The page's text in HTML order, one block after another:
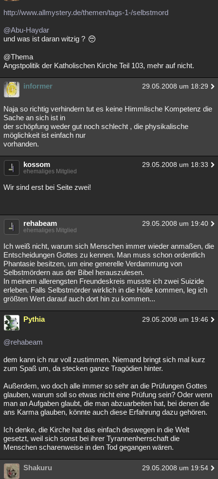
http://www.allmystery.de/themen/tags-1-/selbstmord
@Abu-Haydar
und was ist daran witzig ?
@Thema
Angstpolitik der Katholischen Kirche Teil 103, mehr auf nicht.
informer 29.05.2008 um 18:29
Naja so richtig verhindern tut es keine Himmlische Kompetenz die
Sache an sich ist in
der schöpfung weder gut noch schlecht , die physikalische
möglichkeit ist einfach nur
vorhanden.
kossom 29.05.2008 um 18:33
ehemaliges Mitglied
Wir sind erst bei Seite zwei!
rehabeam 29.05.2008 um 19:40
ehemaliges Mitglied
Ich weiß nicht, warum sich Menschen immer wieder anmaßen, die
Entscheidungen Gottes zu kennen. Man muss schon ordentlich
Phantasie besitzen, um eine generelle Verdammung von
Selbstmördern aus der Bibel herauszulesen.
In meinem allerengsten Freundeskreis musste ich zwei Suizide
erleben. Falls Selbstmörder wirklich in die Hölle kommen, leg ich
größten Wert darauf auch dort hin zu kommen...
Pythia 29.05.2008 um 19:46
@rehabeam
dem kann ich nur voll zustimmen. Niemand bringt sich mal kurz
zum Spaß um, da stecken ganze Tragödien hinter.
Außerdem, wo doch alle immer so sehr an die Prüfungen Gottes
glauben, warum soll so etwas nicht eine Prüfung sein? Oder wenn
man an Aufgaben glaubt, die man abzuarbeiten hat, bei denen die
ans Karma glauben, könnte auch diese Erfahrung dazu gehören.
Ich denke, die Kirche hat das einfach deswegen in die Welt
gesetzt, weil sich sonst bei ihrer Tyrannenherrschaft die
Menschen scharenweise in den Tod gegangen wären.
Shakuru 29.05.2008 um 19:54